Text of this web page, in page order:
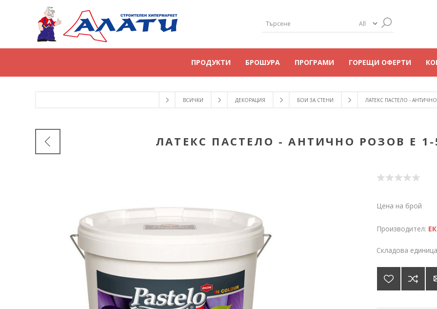
ПРОДУКТИ БРОШУРА ПРОГРАМИ ГОРЕЩИ ОФЕРТИ
ВСИЧКИ ДЕКОРАЦИЯ БОИ ЗА СТЕНИ ЛАТЕКС ПАСТЕЛО -
ЛАТЕКС ПАСТЕЛО - АНТИЧНО РОЗОВ Е 1-
Цена на брой
Производител:
Складова